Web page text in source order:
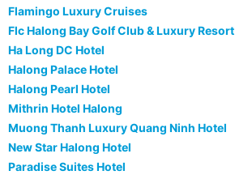
Flamingo Luxury Cruises
Flc Halong Bay Golf Club & Luxury Resort
Ha Long DC Hotel
Halong Palace Hotel
Halong Pearl Hotel
Mithrin Hotel Halong
Muong Thanh Luxury Quang Ninh Hotel
New Star Halong Hotel
Paradise Suites Hotel